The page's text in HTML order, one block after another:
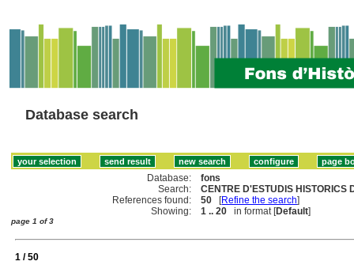
Database search
Database:
fons
Search:
CENTRE D'ESTUDIS HISTORICS
References found:
50 [Refine the search]
Showing:
1 .. 20 in format [Default]
page 1 of 3
1 / 50